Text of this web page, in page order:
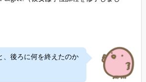
、後ろに何を終えたのか